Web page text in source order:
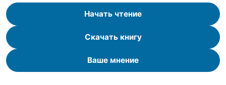
Начать чтение
Скачать книгу
Ваше мнение